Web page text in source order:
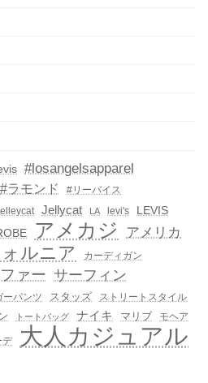
#losangelsapparel
#ラモンド
#リーバイス
Jellycat LA levi's
LEVIS
アメカジ アメリカ
ルニア カーディガン
ァー サーフィン
ーパンツ スタッズ ストリートスタイル
トートバッグ ナイキ マリブ モヘア
デ 大人カジュアル